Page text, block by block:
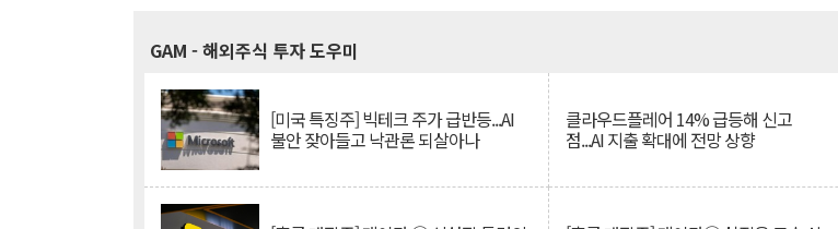
GAM - 해외주식 투자 도우미
[미국 특징주] 빅테크 주가 급반등...AI
불안 잦아들고 낙관론 되살아나
클라우드플레어 14% 급등해 신고
점...AI 지출 확대에 전망 상향